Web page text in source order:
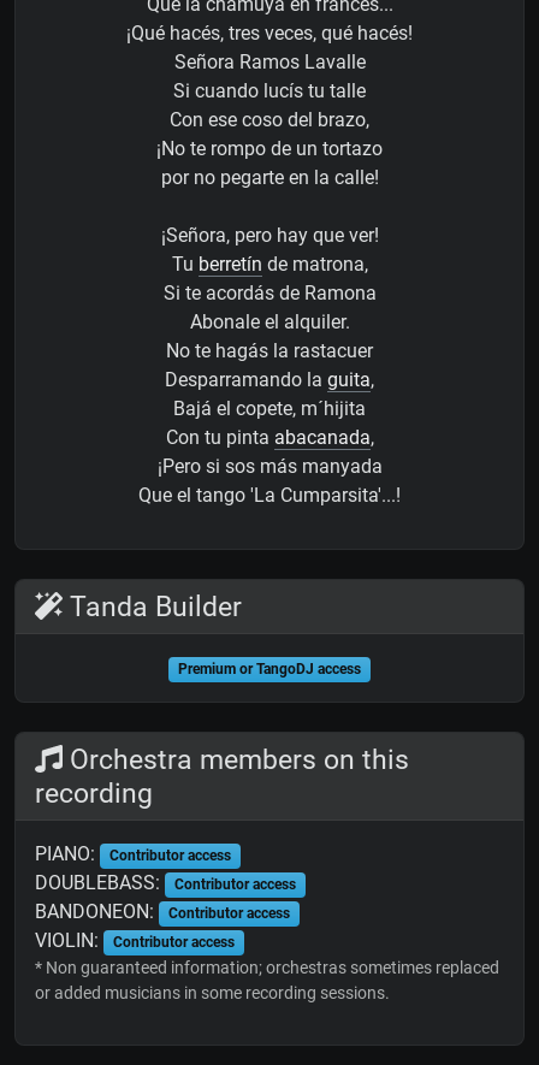
Que la chamuya en francés...
¡Qué hacés, tres veces, qué hacés!
Señora Ramos Lavalle
Si cuando lucís tu talle
Con ese coso del brazo,
¡No te rompo de un tortazo
por no pegarte en la calle!
¡Señora, pero hay que ver!
Tu berretín de matrona,
Si te acordás de Ramona
Abonale el alquiler.
No te hagás la rastacuer
Desparramando la guita,
Bajá el copete, m´hijita
Con tu pinta abacanada,
¡Pero si sos más manyada
Que el tango 'La Cumparsita'...!
Tanda Builder
Premium or TangoDJ access
Orchestra members on this
recording
PIANO: Contributor access
DOUBLEBASS: Contributor access
BANDONEON: Contributor access
VIOLIN: Contributor access
* Non guaranteed information; orchestras sometimes replaced
or added musicians in some recording sessions.